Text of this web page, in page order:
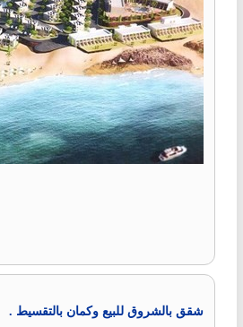
شقق بالشروق للبيع وكمان بالتقسيط .